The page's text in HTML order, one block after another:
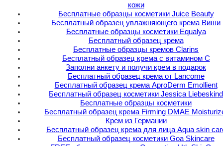
кожи
Бесплатные образцы косметики Juice Beauty
Бесплатный образец увлажняющего крема Виши
Бесплатные образцы косметики Equalya
Бесплатный образец крема
Бесплатные образцы кремов Clarins
Бесплатный образец крема с витамином C
Заполни анкету и получи крем в подарок
Бесплатный образец крема от Lancome
Бесплатный образец крема AproDerm Emollient
Бесплатный образец косметики Jessica Liebeskind
Бесплатные образцы косметики
Бесплатный образец крема Firming DMAE
Крем из Германии
Бесплатный образец крема для лица Аqua skin
Бесплатный образец косметики Goa Skincare